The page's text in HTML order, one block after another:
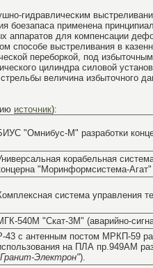
гидравлическим
боезапаса применена
аппаратов для компенсации
способе выстреливания в
переборкой, под
цилиндра силовой
величина избыточного
источник):
"Омнибус-М" разработки
корабельная
"Моринформсистема-Агат"
система управления
540М "Скат-3М" (аварийно-
43 с антенным постом МРКП-59
на ПЛА пр.949АМ
Электрон").